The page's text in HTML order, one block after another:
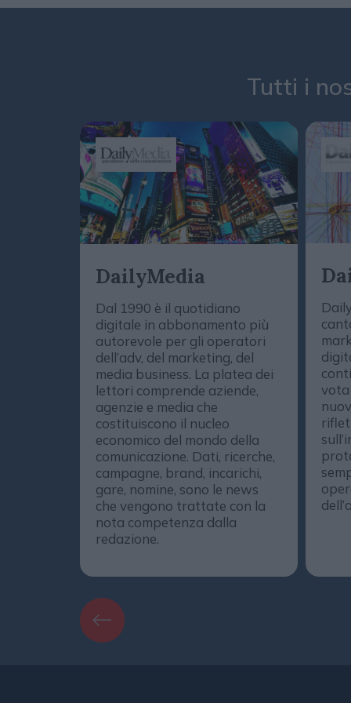
Tutti i
DailyMedia
Dal 1990 è il quotidiano
digitale in abbonamento più
autorevole per gli operatori
dell’adv, del marketing, del
media business. La platea dei
lettori comprende aziende,
agenzie e media che
costituiscono il nucleo
economico del mondo della
comunicazione. Dati, ricerche,
campagne, brand, incarichi,
gare, nomine, sono le news
che vengono trattate con la
nota competenza dalla
redazione.
vota